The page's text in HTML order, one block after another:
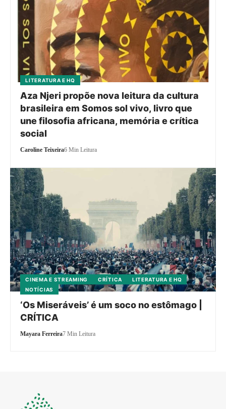
LITERATURA E HQ
Aza Njeri propõe nova leitura da cultura
brasileira em Somos sol vivo, livro que
une filosofia africana, memória e crítica
social
Caroline Teixeira6 Min Leitura
CINEMA E STREAMING CRÍTICA
LITERATURA E HQ
NOTÍCIAS
‘Os Miseráveis’ é um soco no estômago |
CRÍTICA
Mayara Ferreira7 Min Leitura